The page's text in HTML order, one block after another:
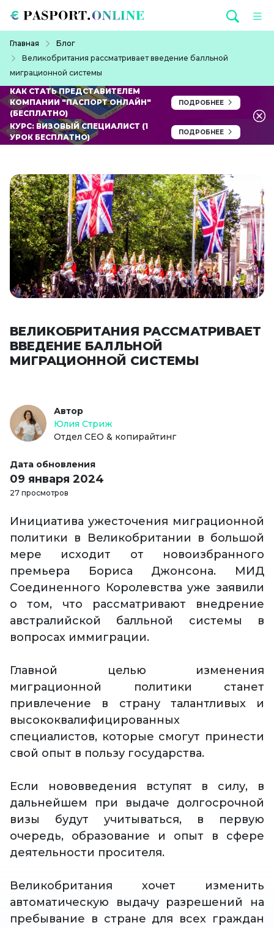
Главная
Блог
Великобритания рассматривает введение балльной
миграционной системы
КАК СТАТЬ ПРЕДСТАВИТЕЛЕМ
КОМПАНИИ "ПАСПОРТ ОНЛАЙН"
(БЕСПЛАТНО)
ПОДРОБНЕЕ
КУРС: ВИЗОВЫЙ СПЕЦИАЛИСТ (1
УРОК БЕСПЛАТНО)
ПОДРОБНЕЕ
ВЕЛИКОБРИТАНИЯ РАССМАТРИВАЕТ
ВВЕДЕНИЕ БАЛЛЬНОЙ
МИГРАЦИОННОЙ СИСТЕМЫ
Автор
Юлия Стриж
Отдел СЕО & копирайтинг
Дата обновления
09 января 2024
27 просмотров
Инициатива ужесточения миграционной
политики в Великобритании в большой
мере исходит от новоизбранного
премьера Бориса Джонсона. МИД
Соединенного Королевства уже заявили
о том, что рассматривают внедрение
австралийской балльной системы в
вопросах иммиграции.
Главной целью изменения
миграционной политики станет
привлечение в страну талантливых и
высококвалифицированных
специалистов, которые смогут принести
свой опыт в пользу государства.
Если нововведения вступят в силу, в
дальнейшем при выдаче долгосрочной
визы будут учитываться, в первую
очередь, образование и опыт в сфере
деятельности просителя.
Великобритания хочет изменить
автоматическую выдачу разрешений на
пребывание в стране для всех граждан